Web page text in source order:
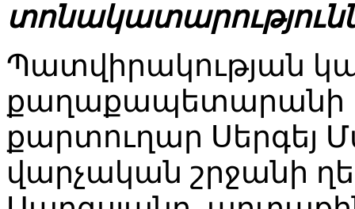
Պատվիրակության
քարտուղար Սերգեյ
վարչական շրջանի